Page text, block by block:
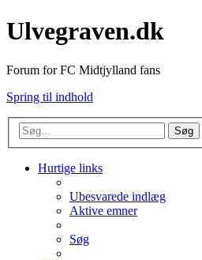
Ulvegraven.dk
Forum for FC Midtjylland fans
Spring til indhold
Søg
Hurtige links
Ubesvarede indlæg
Aktive emner
Søg